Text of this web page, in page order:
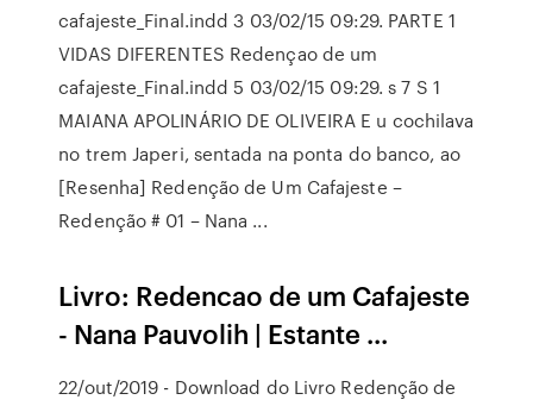
cafajeste_Final.indd 3 03/02/15 09:29. PARTE 1
VIDAS DIFERENTES Redençao de um
cafajeste_Final.indd 5 03/02/15 09:29. s 7 S 1
MAIANA APOLINÁRIO DE OLIVEIRA E u cochilava
no trem Japeri, sentada na ponta do banco, ao
[Resenha] Redenção de Um Cafajeste –
Redenção # 01 – Nana ...
Livro: Redencao de um Cafajeste
- Nana Pauvolih | Estante ...
22/out/2019 - Download do Livro Redenção de